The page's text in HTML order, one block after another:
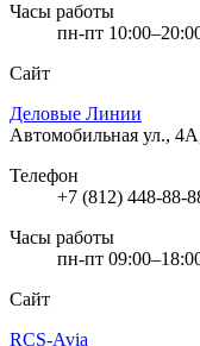
Часы работы
пн-пт
Сайт
Деловые Линии
Автомобильная ул.,
Телефон
+7 (812) 448-88-
Часы работы
пн-пт
Сайт
RCS-Avia